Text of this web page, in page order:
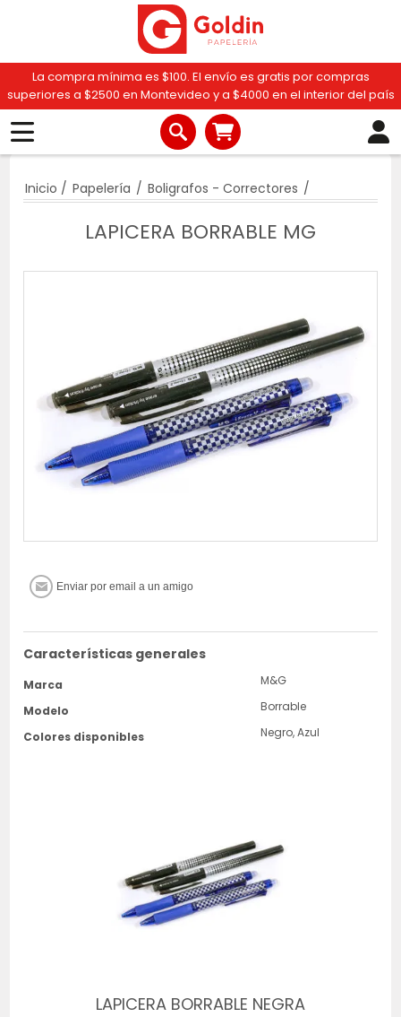
La compra mínima es $100. El envío es gratis por compras
superiores a $2500 en Montevideo y a $4000 en el interior del país
Inicio / Papelería / Boligrafos - Correctores /
LAPICERA BORRABLE MG
Características generales
Marca
M&G
Modelo
Borrable
Colores disponibles
Negro, Azul
LAPICERA BORRABLE NEGRA